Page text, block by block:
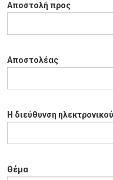
Αποστολή προς
Αποστολέας
Η διεύθυνση
Θέμα